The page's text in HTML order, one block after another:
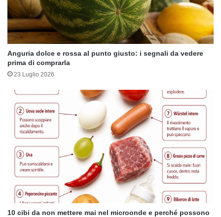
Anguria dolce e rossa al punto giusto: i segnali da vedere
prima di comprarla
23 Luglio 2026
10 cibi da non mettere mai nel microonde e perché possono